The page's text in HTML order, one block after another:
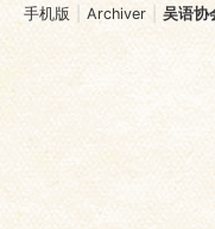
手机版 Archiver 吴语协